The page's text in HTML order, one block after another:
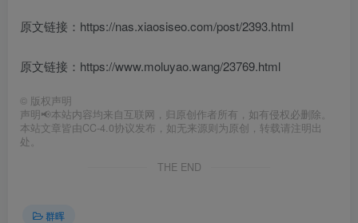
原文链接：https://nas.xiaosiseo.com/post/2393.html
原文链接：https://www.moluyao.wang/23769.html
© 版权声明
声明📢本站内容均来自互联网，归原创作者所有，如有侵权必删除。
本站文章皆由CC-4.0协议发布，如无来源则为原创，转载请注明出
处。
THE END
群晖